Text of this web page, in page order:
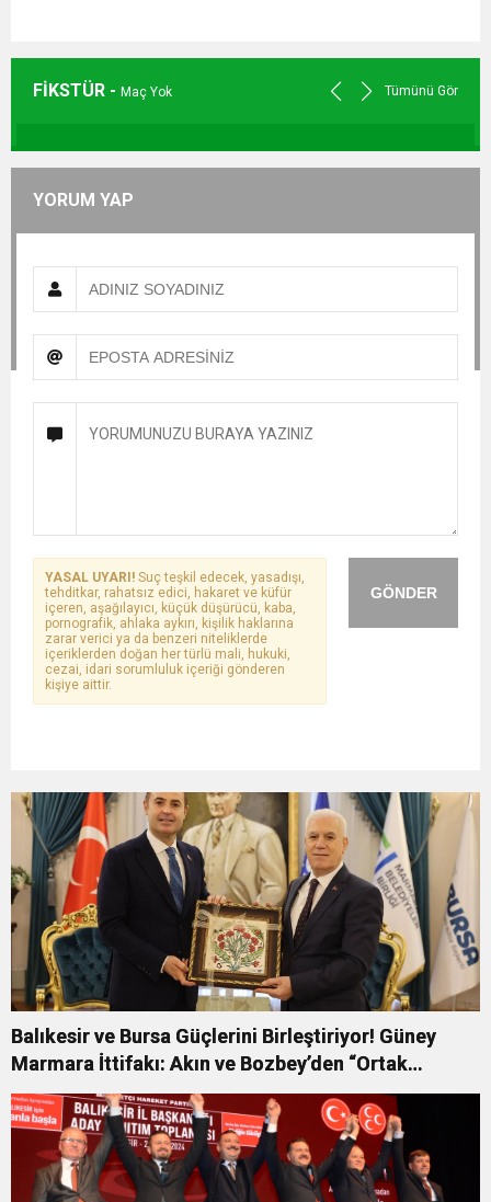
FİKSTÜR - Maç Yok Tümünü Gör
YORUM YAP
GÖNDER
YASAL UYARI! Suç teşkil edecek, yasadışı,
tehditkar, rahatsız edici, hakaret ve küfür
içeren, aşağılayıcı, küçük düşürücü, kaba,
pornografik, ahlaka aykırı, kişilik haklarına
zarar verici ya da benzeri niteliklerde
içeriklerden doğan her türlü mali, hukuki,
cezai, idari sorumluluk içeriği gönderen
kişiye aittir.
Balıkesir ve Bursa Güçlerini Birleştiriyor! Güney
Marmara İttifakı: Akın ve Bozbey’den “Ortak
Gelecek” Sözü